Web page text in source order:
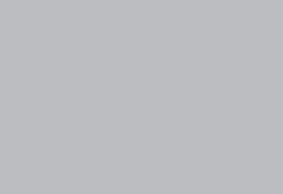
propreté,